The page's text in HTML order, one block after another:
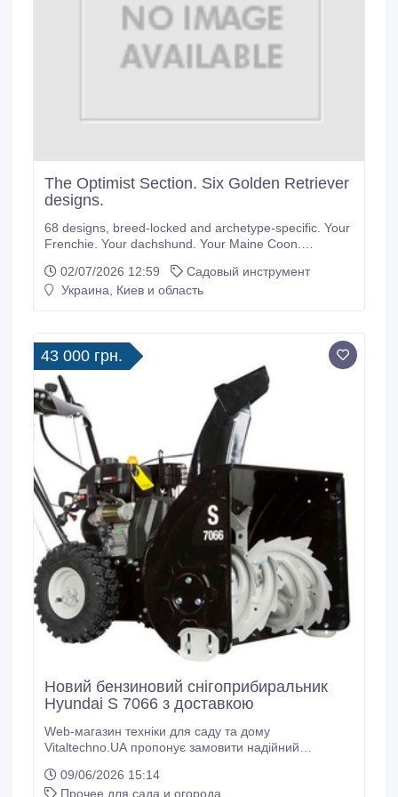
The Optimist Section. Six Golden Retriever
designs.
68 designs, breed-locked and archetype-specific. Your
Frenchie. Your dachshund. Your Maine Coon.
02/07/2026 12:59
Садовый инструмент
Украина, Киев и область
43 000 грн.
Новий бензиновий снігоприбиральник
Hyundai S 7066 з доставкою
Web-магазин техніки для саду та дому
Vitaltechno.UA пропонує замовити надійний
характеристики снігоприбиральної машини Хендай
09/06/2026 15:14
Прочее для сада и огорода